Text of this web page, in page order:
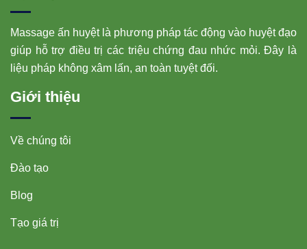
Massage ấn huyệt là phương pháp tác động vào huyệt đạo
giúp hỗ trợ điều trị các triệu chứng đau nhức mỏi. Đây là
liệu pháp không xâm lấn, an toàn tuyệt đối.
Giới thiệu
Về chúng tôi
Đào tạo
Blog
Tạo giá trị